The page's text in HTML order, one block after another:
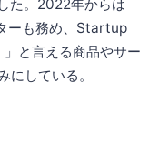
た。2022年からは
ーも務め、Startup
と言える商品やサー
にしている。